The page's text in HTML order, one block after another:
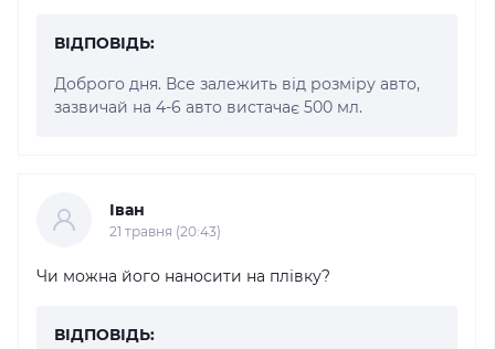
ВІДПОВІДЬ:
Доброго дня. Все залежить від розміру авто,
зазвичай на 4-6 авто вистачає 500 мл.
Іван
21 травня (20:43)
Чи можна його наносити на плівку?
ВІДПОВІДЬ: